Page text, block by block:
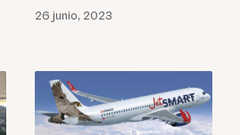
26 junio, 2023